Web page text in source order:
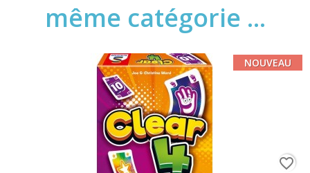
même catégorie ...
NOUVEAU
favorite_border